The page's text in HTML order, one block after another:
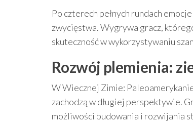
Po czterech pełnych rundach
zwycięstwa. Wygrywa gracz,
skuteczność w wykorzystywaniu
Rozwój plemienia:
W Wiecznej Zimie:
zachodzą w długiej perspektywie.
możliwości budowania i rozwijania